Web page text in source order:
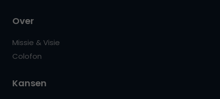
Over
Missie & Visie
Colofon
Kansen